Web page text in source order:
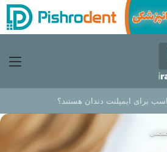
برای ایمپلنت دندان هستند؟